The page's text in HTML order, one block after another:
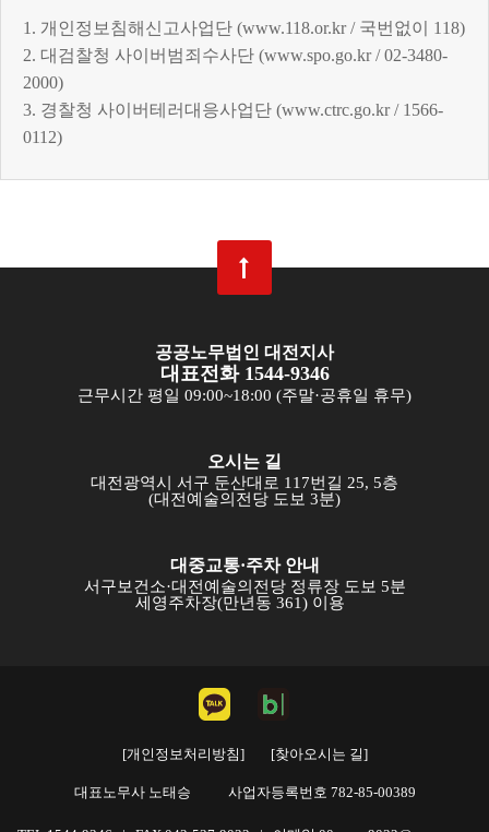
1. 개인정보침해신고사업단 (www.118.or.kr / 국번없이 118)
2. 대검찰청 사이버범죄수사단 (www.spo.go.kr / 02-3480-
2000)
3. 경찰청 사이버테러대응사업단 (www.ctrc.go.kr / 1566-
0112)
공공노무법인 대전지사
대표전화 1544-9346
근무시간 평일 09:00~18:00 (주말·공휴일 휴무)
오시는 길
대전광역시 서구 둔산대로 117번길 25, 5층
(대전예술의전당 도보 3분)
대중교통·주차 안내
서구보건소·대전예술의전당 정류장 도보 5분
세영주차장(만년동 361) 이용
[개인정보처리방침] [찾아오시는 길]
대표노무사 노태승 사업자등록번호 782-85-00389